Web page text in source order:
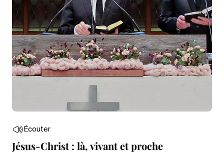
Écouter
Jésus-Christ : là, vivant et proche